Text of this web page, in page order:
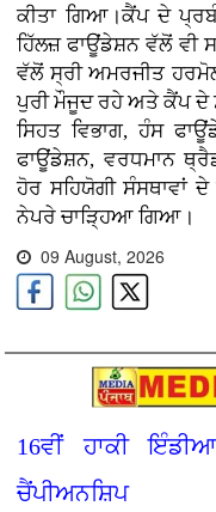
ਕੀਤਾ ਗਿਆ।ਕੈਂਪ ਦੇ
ਹਿੱਲਜ਼ ਫਾਊਂਡੇਸ਼ਨ ਵੱਲੋਂ ਵੀ
ਵੱਲੋਂ ਸ੍ਰੀ ਅਮਰਜੀਤ
ਪੁਰੀ ਮੌਜੂਦ ਰਹੇ ਅਤੇ ਕੈਂਪ ਦੇ
ਸਿਹਤ ਵਿਭਾਗ, ਹੰਸ
ਫਾਊਂਡੇਸ਼ਨ, ਵਰਧਮਾਨ
ਹੋਰ ਸਹਿਯੋਗੀ ਸੰਸਥਾਵਾਂ
ਨੇਪਰੇ ਚਾੜ੍ਹਿਆ ਗਿਆ।
09 August, 2026
16ਵੀਂ ਹਾਕੀ
ਚੈਂਪੀਅਨਸ਼ਿਪ